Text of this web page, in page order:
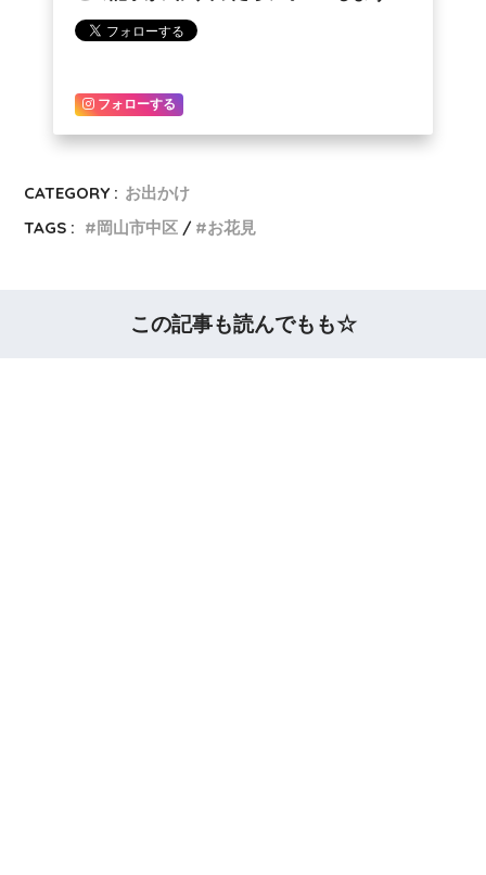
フォローする
CATEGORY : お出かけ
TAGS :
岡山市中区 お花見
この記事も読んでもも☆